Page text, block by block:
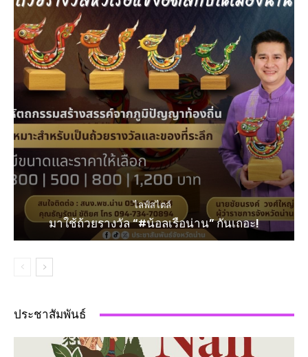
ไลฟ์สไตล์
มาใช้ถ้วยรางวัล “#น้อลเรือน่าน” กันเถอะ!
ประชาสัมพันธ์